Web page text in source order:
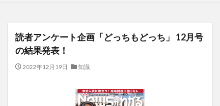
読者アンケート企画「どっちもどっち」 12月号
の結果発表！
2022年12月19日 知識